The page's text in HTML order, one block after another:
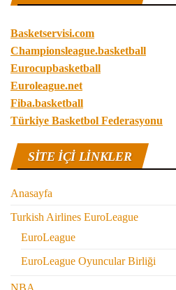
Basketservisi.com
Championsleague.basketball
Eurocupbasketball
Euroleague.net
Fiba.basketball
Türkiye Basketbol Federasyonu
SITE IÇI LINKLER
Anasayfa
Turkish Airlines EuroLeague
EuroLeague
EuroLeague Oyuncular Birliği
NBA